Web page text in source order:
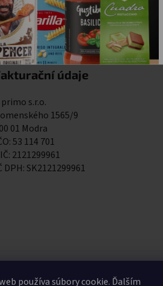
používa súbory cookie. Ďalším
údaje
s.r.o.
1565/9
01 Modra
53 114 701
2121299961
DPH: SK2121299961